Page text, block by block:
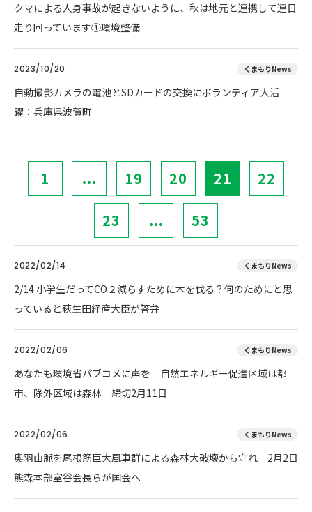
クマによる人身事故が起きないように、秋は地元と連携して連日
走り回っています①環境整備
2023/10/20 くまもりNews
自動撮影カメラの電池とSDカードの交換にボランティア大活
躍：兵庫県波賀町
1 ... 19 20 21 22
23 ... 53
2022/02/14 くまもりNews
2/14 小学生だってCO２減らすために木を伐る？何のためにと思
っていると萩生田経産大臣が答弁
2022/02/06 くまもりNews
あなたも環境省パブコメに声を 自然エネルギー促進区域は都
市、除外区域は森林 締切2月11日
2022/02/06 くまもりNews
奥羽山脈を尾根筋巨大風車群による森林大破壊から守れ 2月2日
熊森本部室谷会長らが国会へ